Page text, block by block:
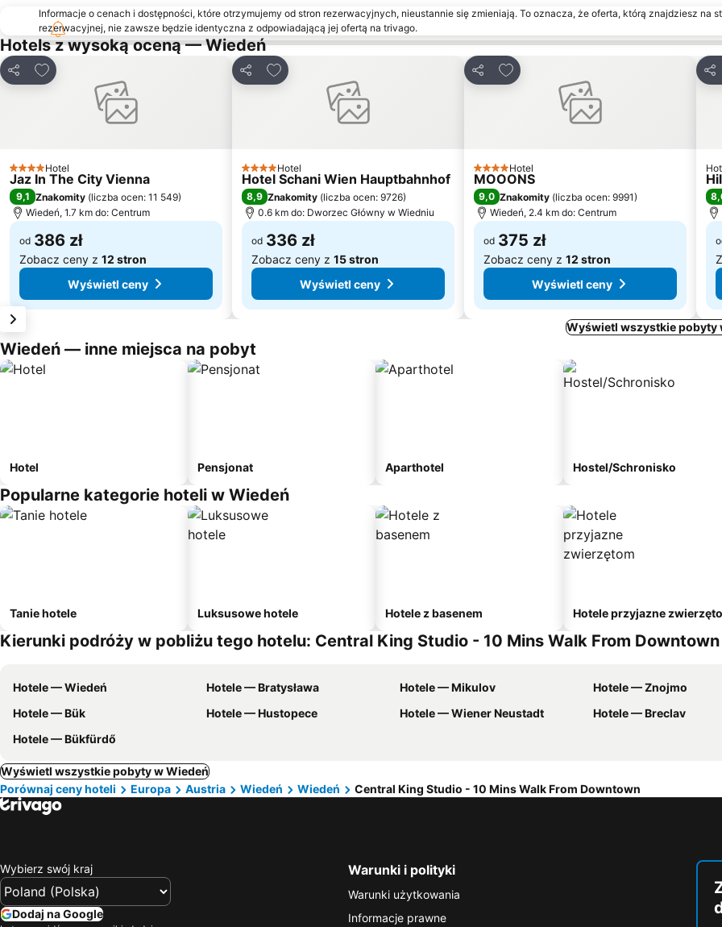
Informacje o cenach i dostępności, które otrzymujemy od stron rezerwacyjnych, nieustannie się zmieniają. To oznacza, że oferta, którą znajdziesz na
rezerwacyjnej, nie zawsze będzie identyczna z odpowiadającą jej ofertą na trivago.
Hotels z wysoką oceną — Wiedeń
Udostępnij
Dodaj do ulubionych
4 Kategoria
Hotel
Jaz In The City Vienna
9,1 Znakomity (liczba ocen: 11 549)
Wiedeń, 1.7 km do: Centrum
od 386 zł
Zobacz ceny z 12 stron
Wyświetl ceny
Udostępnij
Dodaj do ulubionych
4 Kategoria
Hotel
Hotel Schani Wien Hauptbahnhof
8,9 Znakomity (liczba ocen: 9726)
0.6 km do: Dworzec Główny w Wiedniu
od 336 zł
Zobacz ceny z 15 stron
Wyświetl ceny
Udostępnij
Dodaj do ulubionych
4 Kategoria
Hotel
MOOONS
9,0 Znakomity (liczba ocen: 9991)
Wiedeń, 2.4 km do: Centrum
od 375 zł
Zobacz ceny z 12 stron
Wyświetl ceny
Wyświetl wszystkie pobyty
Wiedeń — inne miejsca na pobyt
Hotel Pensjonat Aparthotel Hostel/Schronisko
Popularne kategorie hoteli w Wiedeń
Tanie hotele Luksusowe hotele Hotele z basenem Hotele przyjazne
Kierunki podróży w pobliżu tego hotelu: Central King Studio - 10 Mins Walk From Downtown
Hotele — Wiedeń Hotele — Bratysława Hotele — Mikulov
Hotele — Znojmo
Hotele — Bük
Hotele — Hustopece Hotele — Wiener Neustadt
Hotele — Breclav
Hotele — Bükfürdő
Wyświetl wszystkie pobyty w Wiedeń
Porównaj ceny hoteli
Europa Austria Wiedeń Wiedeń Central King Studio - 10 Mins Walk From Downtown
Wybierz swój kraj
Dodaj na Google
Warunki i polityki
Warunki użytkowania
Informacje prawne